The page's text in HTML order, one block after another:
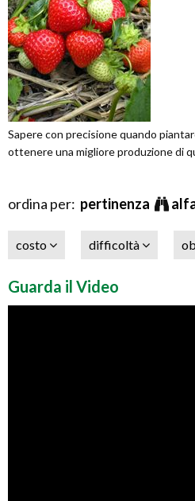
Sapere con precisione quando
ottenere una migliore produzione di
ordina per: pertinenza
costo difficoltà
Guarda il Video